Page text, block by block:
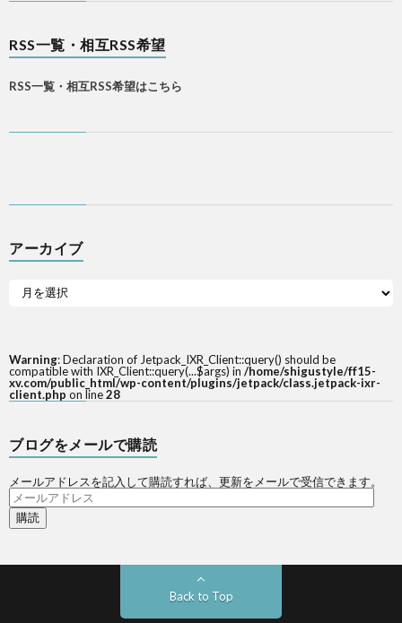
RSS一覧・相互RSS希望
RSS一覧・相互RSS希望はこちら
アーカイブ
Warning: Declaration of Jetpack_IXR_Client::query() should be
compatible with IXR_Client::query(...$args) in /home/shigustyle/ff15-
xv.com/public_html/wp-content/plugins/jetpack/class.jetpack-ixr-
client.php on line28
ブログをメールで購読
メールアドレスを記入して購読すれば、更新をメールで受信できます。
メ
ー
ル
ア
ス
Back to Top